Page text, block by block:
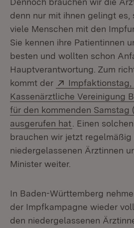
denn nur mit ihnen gelingt
viele Menschen mit den
Sie kennen ihre Patientinnen
besten und wollten schon
Hauptverantwortung. Zum
kommt der
Extern:
Impfaktionstag,
Kassenärztliche Vereinigung
für den kommenden Samstag
ausgerufen hat (Öffnet in
. Einen
brauchen wir jetzt regelmäßig
niedergelassenen Ärztinnen
Minister weiter.
In Baden-Württemberg
der Impfkampagne wieder
den niedergelassenen